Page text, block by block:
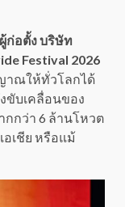
ก่อตั้ง บริษัท
Festival 2026
าณให้ทั่วโลกได้
ขับเคลื่อนของ
กว่า 6 ล้านโหวต
อเชีย หรือแม้